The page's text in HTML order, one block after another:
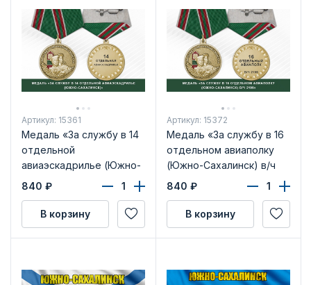
Артикул: 15361
Медаль «За службу в 14
отдельной
авиаэскадрилье (Южно-
Сахалинск)» с бланком
840 ₽
В корзину
Артикул: 15372
Медаль «За службу в 16
отдельном авиаполку
(Южно-Сахалинск) в/ч
2199»
840 ₽
В корзину